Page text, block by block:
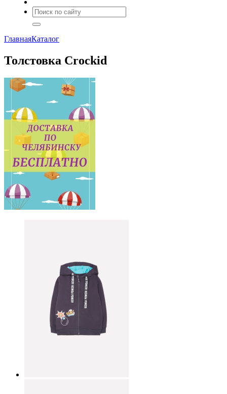
ГлавнаяКаталог
Толстовка Crockid